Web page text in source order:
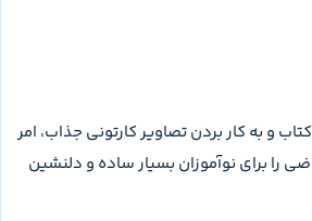
و به کار بردن تصاویر کارتونی جذاب، امر
را برای نوآموزان بسیار ساده و دلنشین